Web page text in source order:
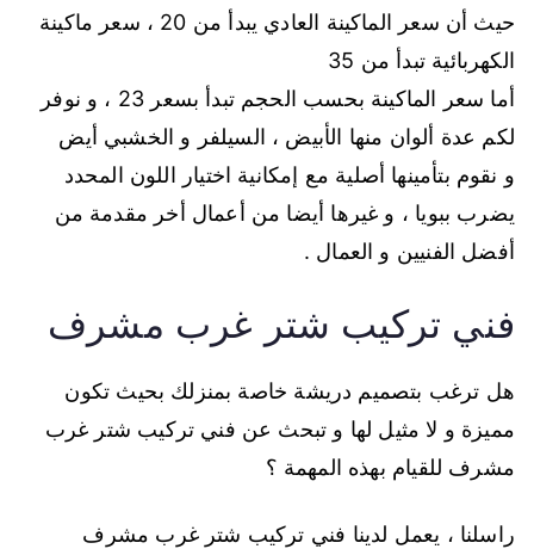
حيث أن سعر الماكينة العادي يبدأ من 20 ، سعر ماكينة
الكهربائية تبدأ من 35
أما سعر الماكينة بحسب الحجم تبدأ بسعر 23 ، و نوفر
لكم عدة ألوان منها الأبيض ، السيلفر و الخشبي أيض
و نقوم بتأمينها أصلية مع إمكانية اختيار اللون المحدد
يضرب ببويا ، و غيرها أيضا من أعمال أخر مقدمة من
أفضل الفنيين و العمال .
فني تركيب شتر غرب مشرف
هل ترغب بتصميم دريشة خاصة بمنزلك بحيث تكون
مميزة و لا مثيل لها و تبحث عن فني تركيب شتر غرب
مشرف للقيام بهذه المهمة ؟
راسلنا ، يعمل لدينا فني تركيب شتر غرب مشرف